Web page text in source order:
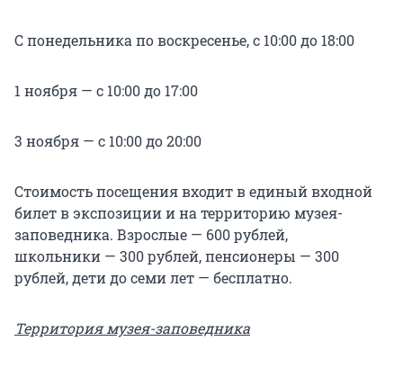
С понедельника по воскресенье, с 10:00 до 18:00
1 ноября — с 10:00 до 17:00
3 ноября — с 10:00 до 20:00
Стоимость посещения входит в единый входной
билет в экспозиции и на территорию музея-
заповедника. Взрослые — 600 рублей,
школьники — 300 рублей, пенсионеры — 300
рублей, дети до семи лет — бесплатно.
Территория музея-заповедника